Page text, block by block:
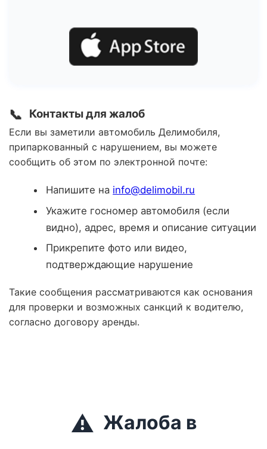
📞 Контакты для жалоб
Если вы заметили автомобиль Делимобиля,
припаркованный с нарушением, вы можете
сообщить об этом по электронной почте:
Напишите на info@delimobil.ru
Укажите госномер автомобиля (если
видно), адрес, время и описание ситуации
Прикрепите фото или видео,
подтверждающие нарушение
Такие сообщения рассматриваются как основания
для проверки и возможных санкций к водителю,
согласно договору аренды.
⚠️ Жалоба в